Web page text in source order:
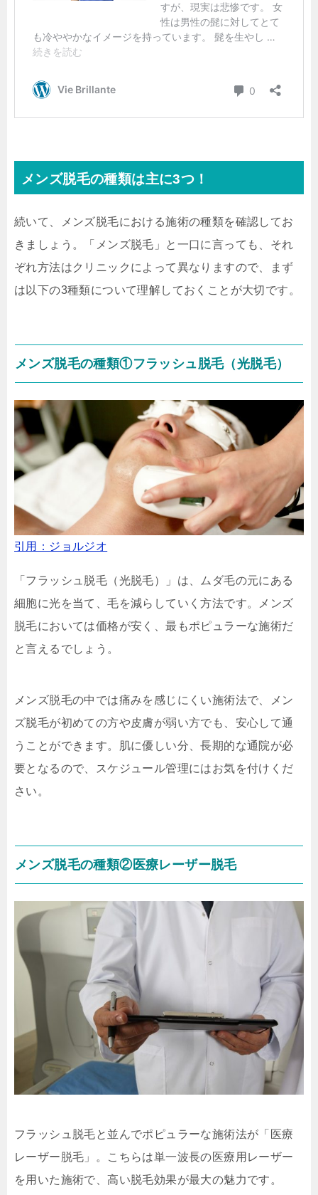
メンズ脱毛の種類は主に3つ！
続いて、メンズ脱毛における施術の種類を確認してお
きましょう。「メンズ脱毛」と一口に言っても、それ
ぞれ方法はクリニックによって異なりますので、まず
は以下の3種類について理解しておくことが大切です。
メンズ脱毛の種類①フラッシュ脱毛（光脱毛）
引用：ジョルジオ
「フラッシュ脱毛（光脱毛）」は、
ムダ毛の元にある
細胞に光を当て、毛を減らしていく方法です。メンズ
脱毛においては価格が安く、最もポピュラーな施術だ
と言えるでしょう。
メンズ脱毛の中では痛みを感じにくい施術法で、メン
ズ脱毛が初めての方や皮膚が弱い方でも、安心して通
うことができます。肌に優しい分、長期的な通院が必
要となるので、スケジュール管理にはお気を付けくだ
さい。
メンズ脱毛の種類②医療レーザー脱毛
フラッシュ脱毛と並んでポピュラーな施術法が「医療
レーザー脱毛」。こちらは単一波長の医療用レーザー
を用いた施術で、高い脱毛効果が最大の魅力です。